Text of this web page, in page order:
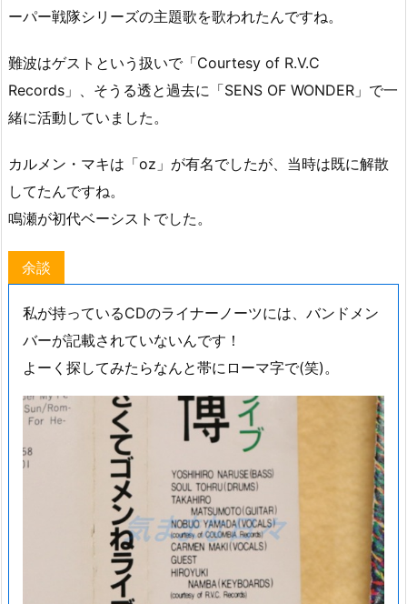
ーパー戦隊シリーズの主題歌を歌われたんですね。
難波はゲストという扱いで「Courtesy of R.V.C
Records」、そうる透と過去に「SENS OF WONDER」で一
緒に活動していました。
カルメン・マキは「oz」が有名でしたが、当時は既に解散
してたんですね。
鳴瀬が初代ベーシストでした。
余談
私が持っているCDのライナーノーツには、バンドメン
バーが記載されていないんです！
よーく探してみたらなんと帯にローマ字で(笑)。